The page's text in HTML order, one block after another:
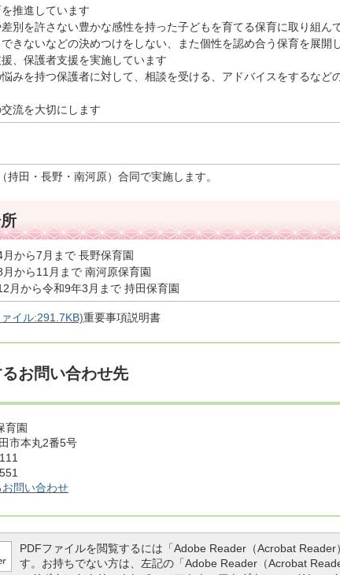
を推進しています
別を許さない豊かな感性を持った子どもを育てる保育に取り組ん
きないなどの決めつけをしない、また個性を認め合う保育を展開
、保護者支援を実施しています
みを持つ保護者に対して、相談を受ける、アドバイスをするなど
流を大切にします
持田・長野・南河原）合同で実施します。
から7月まで 長野保育園
から11月まで 南河原保育園
月から令和9年3月まで 持田保育園
イル:291.7KB)重要事項説明書
お問い合わせ先
育園
市本丸2番5号
お問い合わせ
PDFファイルを閲覧するには「Adobe Reader（Acrobat Reader
す。お持ちでない方は、左記の「Adobe Reader（Acrobat